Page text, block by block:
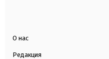
О нас
Редакция